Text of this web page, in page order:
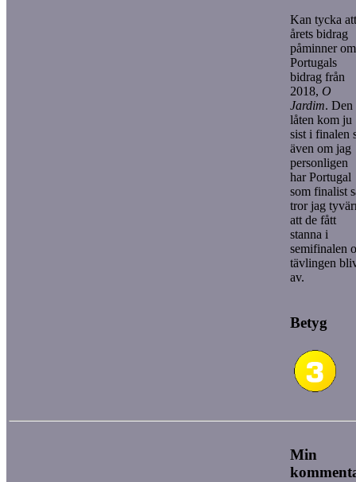
Kan tycka att
årets bidrag
påminner om
Portugals
bidrag från
2018, O
Jardim. Den
låten kom ju
sist i finalen
även om jag
personligen
har Portugal
som finalist
tror jag
att de fått
stanna i
semifinalen
tävlingen
av.
Betyg
Min